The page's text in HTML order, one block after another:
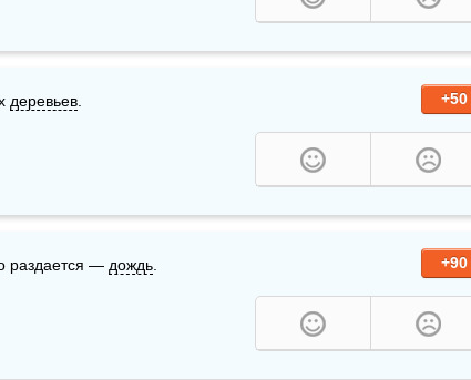
+50
деревьев
+90
раздается — дождь